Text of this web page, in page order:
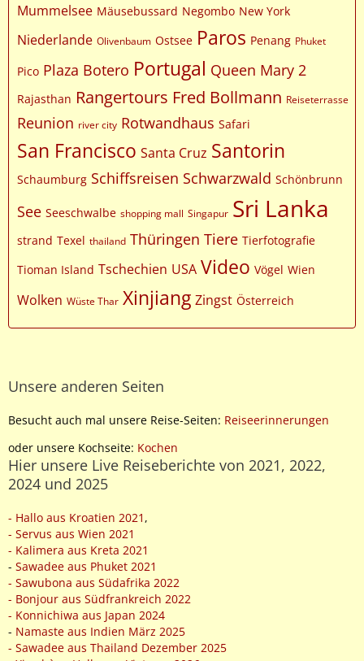
Mummelsee Mäusebussard Negombo New York
Niederlande Olivenbaum Ostsee Paros Penang Phuket
Pico Plaza Botero Portugal Queen Mary 2
Rajasthan Rangertours Fred Bollmann Reiseterrasse
Reunion river city Rotwandhaus Safari
San Francisco Santa Cruz Santorin
Schaumburg Schiffsreisen Schwarzwald Schönbrunn
See Seeschwalbe shopping mall Singapur Sri Lanka
strand Texel thailand Thüringen Tiere Tierfotografie
Tioman Island Tschechien USA Video Vögel Wien
Wolken Wüste Thar Xinjiang Zingst Österreich
Unsere anderen Seiten
Besucht auch mal unsere Reise-Seiten: Reiseerinnerungen
oder unsere Kochseite: Kochen
Hier unsere Live Reiseberichte von 2021, 2022,
2024 und 2025
- Hallo aus Kroatien 2021 ,
- Servus aus Wien 2021
- Kalimera aus Kreta 2021
- Sawadee aus Phuket 2021
- Sawubona aus Südafrika 2022
- Bonjour aus Südfrankreich 2022
- Konnichiwa aus Japan 2024
- Namaste aus Indien März 2025
- Sawadee aus Thailand Dezember 2025